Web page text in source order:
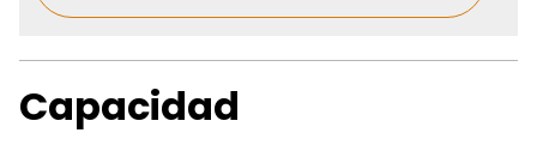
Capacidad